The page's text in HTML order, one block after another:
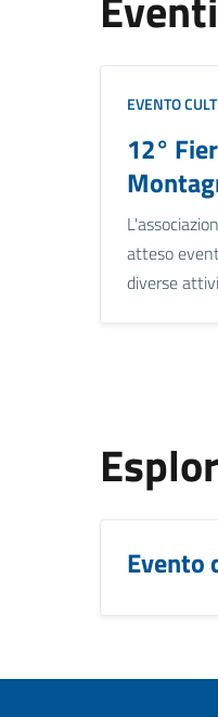
EVENTO
12°
atteso
diverse
Evento